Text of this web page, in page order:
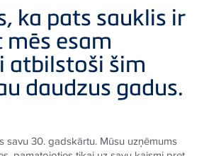
ka pats sauklis ir
mēs esam
atbilstoši šim
daudzus gadus.
savu 30. gadskārtu. Mūsu uzņēmums